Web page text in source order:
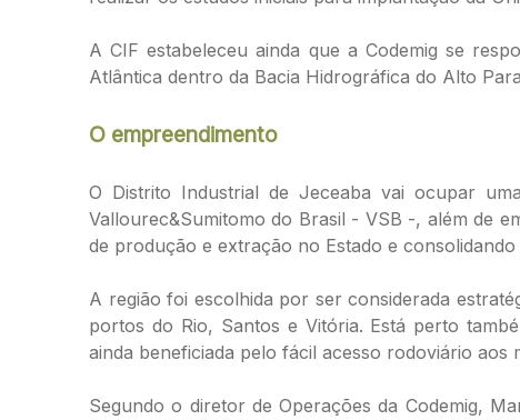
A CIF estabeleceu ainda que a Codemig se
Atlântica dentro da Bacia Hidrográfica do Alto
O empreendimento
O Distrito Industrial de Jeceaba vai ocupar
Vallourec&Sumitomo do Brasil - VSB -, além de
de produção e extração no Estado e
A região foi escolhida por ser considerada
portos do Rio, Santos e Vitória. Está perto
ainda beneficiada pelo fácil acesso rodoviário aos
Segundo o diretor de Operações da Codemig,